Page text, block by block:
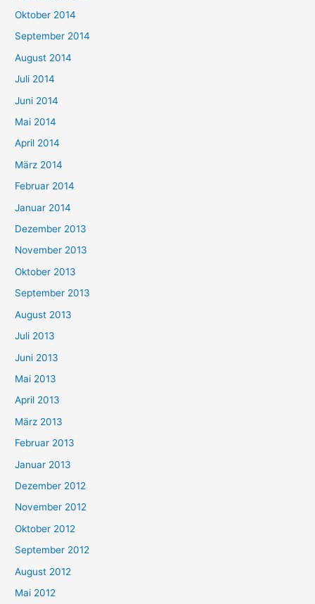
Oktober 2014
September 2014
August 2014
Juli 2014
Juni 2014
Mai 2014
April 2014
März 2014
Februar 2014
Januar 2014
Dezember 2013
November 2013
Oktober 2013
September 2013
August 2013
Juli 2013
Juni 2013
Mai 2013
April 2013
März 2013
Februar 2013
Januar 2013
Dezember 2012
November 2012
Oktober 2012
September 2012
August 2012
Mai 2012